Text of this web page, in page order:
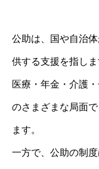
公助は、国や自治
供する支援を指しま
医療・年金・介護
のさまざまな局面
ます。
一方で、公助の制